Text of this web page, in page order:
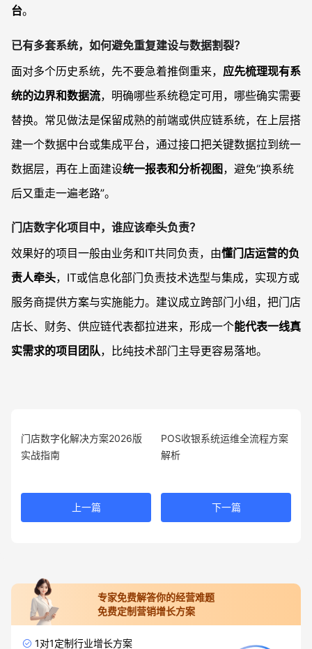
台。
已有多套系统，如何避免重复建设与数据割裂？
面对多个历史系统，先不要急着推倒重来， 应先梳理现有系
统的边界和数据流，明确哪些系统稳定可用，哪些确实需要
替换。常见做法是保留成熟的前端或供应链系统，在上层搭
建一个数据中台或集成平台，通过接口把关键数据拉到统一
数据层，再在上面建设统一报表和分析视图，避免“换系统
后又重走一遍老路”。
门店数字化项目中，谁应该牵头负责？
效果好的项目一般由业务和IT共同负责，由懂门店运营的负
责人牵头，IT或信息化部门负责技术选型与集成，实现方或
服务商提供方案与实施能力。建议成立跨部门小组，把门店
店长、财务、供应链代表都拉进来，形成一个能代表一线真
实需求的项目团队，比纯技术部门主导更容易落地。
门店数字化解决方案2026版
实战指南
上一篇
POS收银系统运维全流程方案
解析
下一篇
专家免费解答你的经营难题
免费定制营销增长方案
1对1定制行业增长方案